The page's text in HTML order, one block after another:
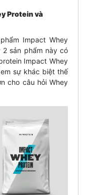
Protein và
Impact Whey
2 sản phẩm này có
Impact Whey
sự khác biệt thế
cho câu hỏi Whey